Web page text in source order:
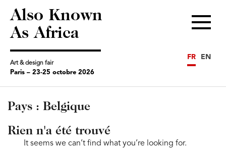
Also Known
As Africa
Art & design fair
Paris – 23-25 octobre 2026
Menu
FR EN
Pays : Belgique
Rien n'a été trouvé
It seems we can’t find what you’re looking for.